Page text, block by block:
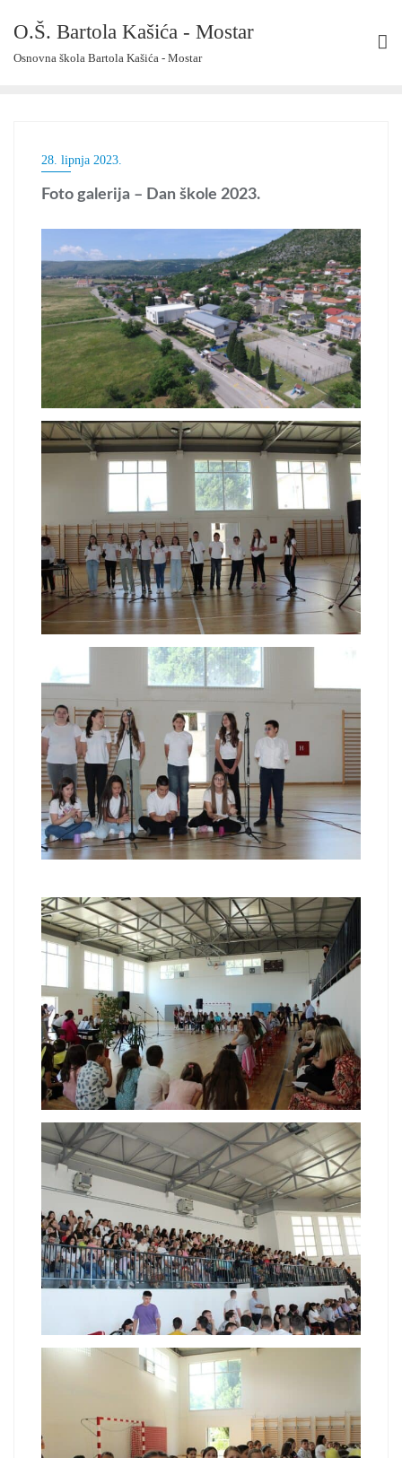
content
O.Š. Bartola Kašića - Mostar
Osnovna škola Bartola Kašića - Mostar
28. lipnja 2023.
Foto galerija – Dan škole 2023.